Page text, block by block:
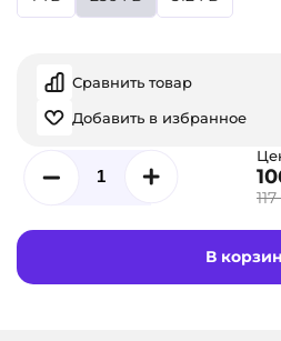
Сравнить товар
Добавить в избранное
В